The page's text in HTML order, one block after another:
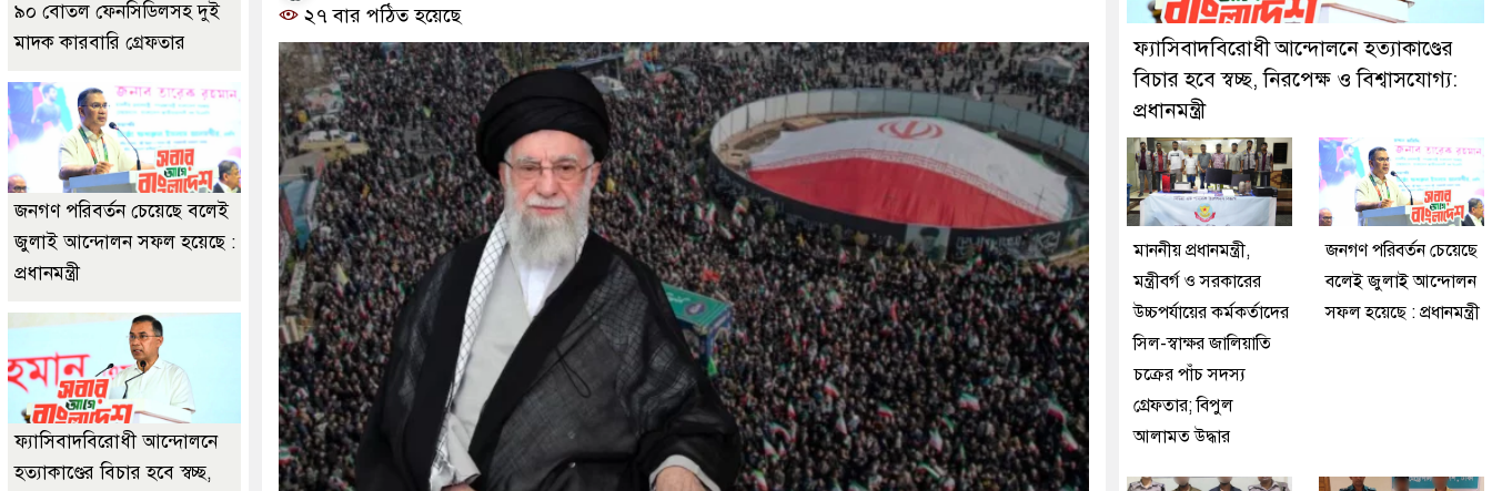
ডাকাতির প্রস্তুতিকালে দুইজনকে গ্রেফতার করেছে মিরপুর মডেল থানা পুলিশ
২৭ বার পঠিত হয়েছে
৯০ বোতল ফেনসিডিলসহ দুই
মাদক কারবারি গ্রেফতার
জনগণ পরিবর্তন চেয়েছে বলেই
জুলাই আন্দোলন সফল হয়েছে :
প্রধানমন্ত্রী
ফ্যাসিবাদবিরোধী আন্দোলনে
হত্যাকাণ্ডের বিচার হবে স্বচ্ছ,
ফ্যাসিবাদবিরোধী আন্দোলনে হত্যাকাণ্ডের
বিচার হবে স্বচ্ছ, নিরপেক্ষ ও বিশ্বাসযোগ্য:
প্রধানমন্ত্রী
মাননীয় প্রধানমন্ত্রী,
মন্ত্রীবর্গ ও সরকারের
উচ্চপর্যায়ের কর্মকর্তাদের
সিল-স্বাক্ষর জালিয়াতি
চক্রের পাঁচ সদস্য
গ্রেফতার; বিপুল
আলামত উদ্ধার
জনগণ পরিবর্তন চেয়েছে
বলেই জুলাই আন্দোলন
সফল হয়েছে : প্রধানমন্ত্রী